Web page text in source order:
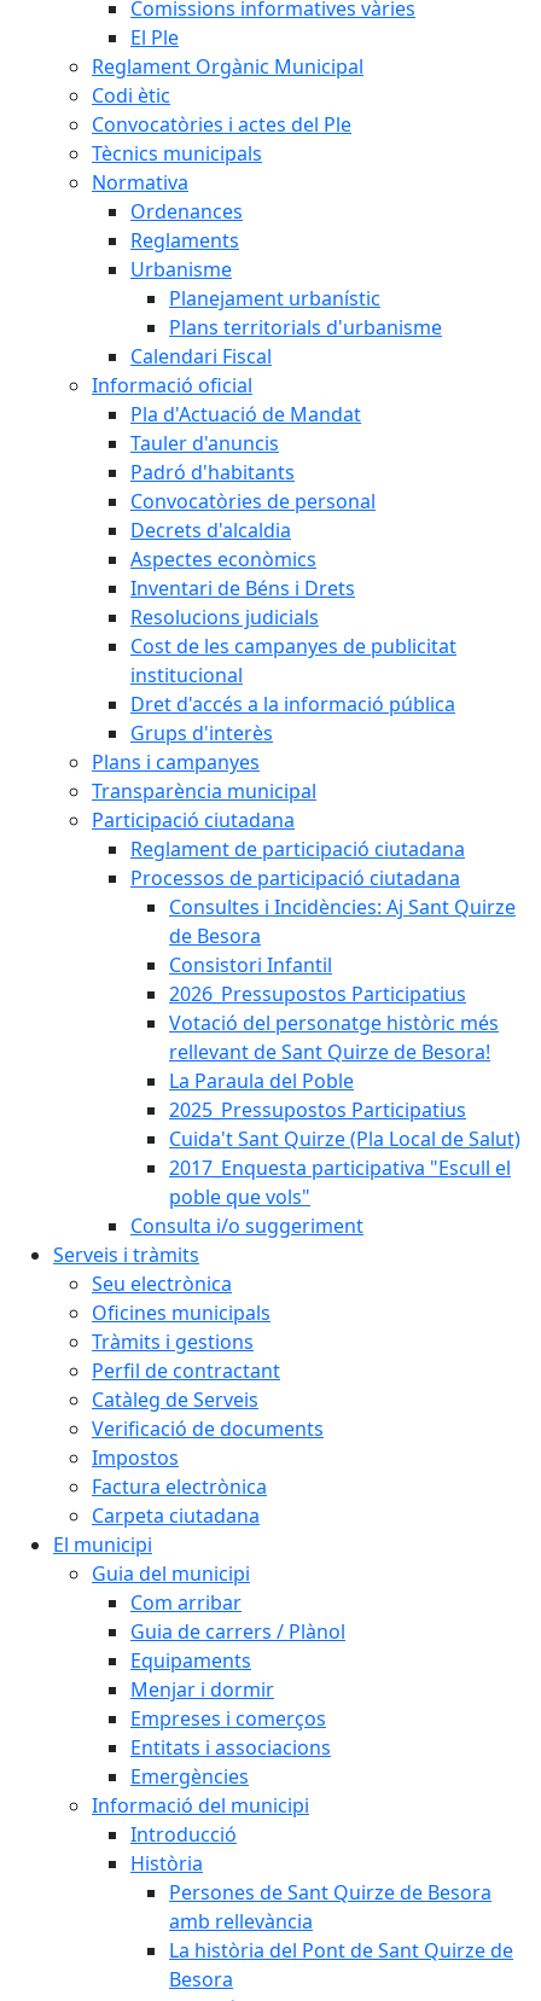
Comissions informatives vàries
El Ple
Reglament Orgànic Municipal
Codi ètic
Convocatòries i actes del Ple
Tècnics municipals
Normativa
Ordenances
Reglaments
Urbanisme
Planejament urbanístic
Plans territorials d'urbanisme
Calendari Fiscal
Informació oficial
Pla d'Actuació de Mandat
Tauler d'anuncis
Padró d'habitants
Convocatòries de personal
Decrets d'alcaldia
Aspectes econòmics
Inventari de Béns i Drets
Resolucions judicials
Cost de les campanyes de publicitat
institucional
Dret d'accés a la informació pública
Grups d'interès
Plans i campanyes
Transparència municipal
Participació ciutadana
Reglament de participació ciutadana
Processos de participació ciutadana
Consultes i Incidències: Aj Sant Quirze
de Besora
Consistori Infantil
2026_Pressupostos Participatius
Votació del personatge històric més
rellevant de Sant Quirze de Besora!
La Paraula del Poble
2025_Pressupostos Participatius
Cuida't Sant Quirze (Pla Local de Salut)
2017_Enquesta participativa "Escull el
poble que vols"
Consulta i/o suggeriment
Serveis i tràmits
Seu electrònica
Oficines municipals
Tràmits i gestions
Perfil de contractant
Catàleg de Serveis
Verificació de documents
Impostos
Factura electrònica
Carpeta ciutadana
El municipi
Guia del municipi
Com arribar
Guia de carrers / Plànol
Equipaments
Menjar i dormir
Empreses i comerços
Entitats i associacions
Emergències
Informació del municipi
Introducció
Història
Persones de Sant Quirze de Besora
amb rellevància
La història del Pont de Sant Quirze de
Besora